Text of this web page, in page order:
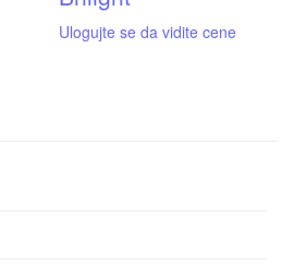
Ulogujte se da vidite cene